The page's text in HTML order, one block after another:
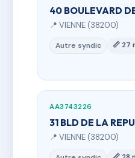
40 BOULEVARD
📍 VIENNE (38200)
Autre syndic 📏 27
AA3743226
31 BLD DE LA
📍 VIENNE (38200)